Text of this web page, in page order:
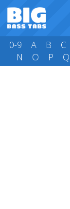
0-9 A B C
N
O P Q